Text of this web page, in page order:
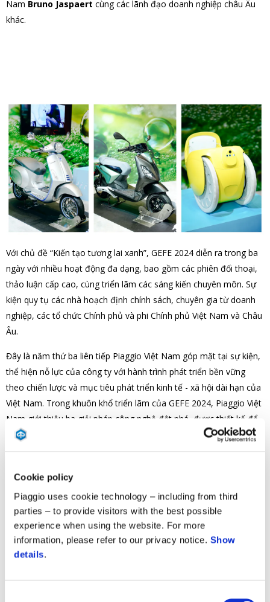
Cookie policy
Piaggio uses cookie technology – including from third
parties – to provide visitors with the best possible
experience when using the website. For more
information, please refer to our privacy notice. Show
details.
Nam Bruno Jaspaert cùng các lãnh đạo doanh nghiệp châu Âu
khác.
Với chủ đề “Kiến tạo tương lai xanh”, GEFE 2024 diễn ra trong ba
ngày với nhiều hoạt động đa dạng, bao gồm các phiên đối thoại,
thảo luận cấp cao, cùng triển lãm các sáng kiến chuyên môn. Sự
kiện quy tụ các nhà hoạch định chính sách, chuyên gia từ doanh
nghiệp, các tổ chức Chính phủ và phi Chính phủ Việt Nam và Châu
Âu.
Đây là năm thứ ba liên tiếp Piaggio Việt Nam góp mặt tại sự kiện,
thể hiện nỗ lực của công ty với hành trình phát triển bền vững
theo chiến lược và mục tiêu phát triển kinh tế - xã hội dài hạn của
Việt Nam. Trong khuôn khổ triển lãm của GEFE 2024, Piaggio Việt
Nam giới thiệu ba giải pháp công nghệ đột phá, được thiết kế để
đáp ứng nhu cầu ngày càng đa dạng của người tiêu dùng và phù
Vespa Elettrica:
suất, vẻ đẹp thanh lịch và tính thân thiện với môi trường. Đây
là dòng xe tay ga hiệu suất cao có khả năng hoạt động êm ái,
cùng ngoại hình nổi bật. Ở sản phẩm này kết hợp thiết kế
mang tính biểu tượng của Vespa với công nghệ hiện đại, để
tạo nên một phong cách hoàn toàn mới cho xe điện. Với khả